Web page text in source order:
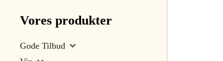
Vores produkter
Gode Tilbud